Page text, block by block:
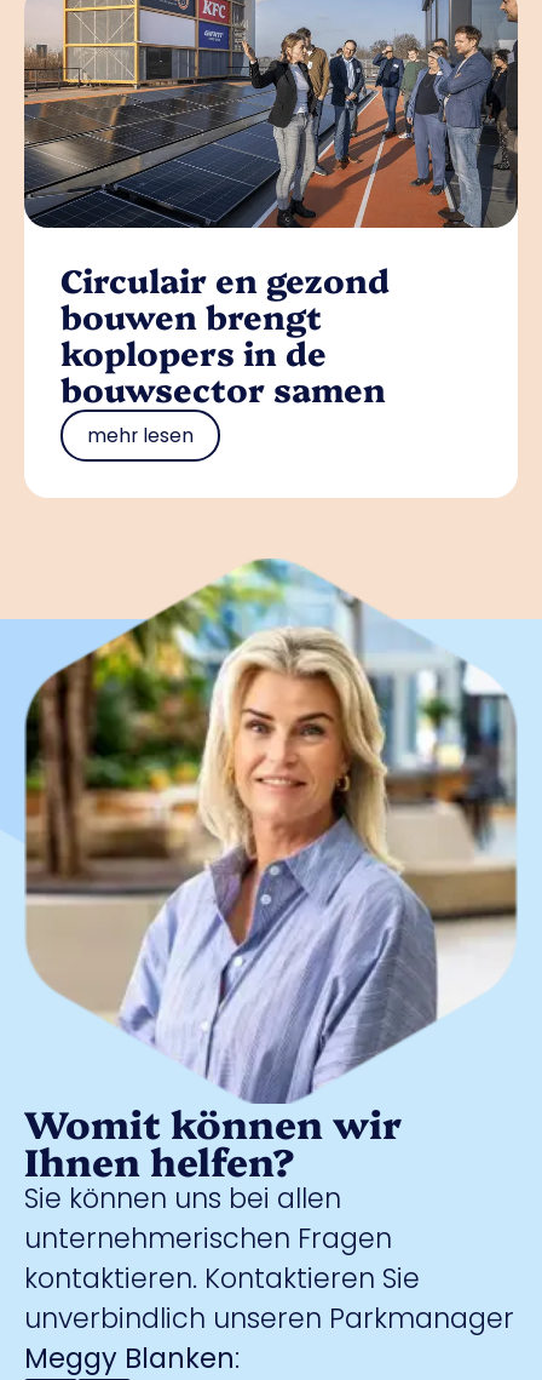
Circulair en gezond
bouwen brengt
koplopers in de
bouwsector samen
mehr lesen
Womit können wir
Ihnen helfen?
Sie können uns bei allen
unternehmerischen Fragen
kontaktieren. Kontaktieren Sie
unverbindlich unseren Parkmanager
Meggy Blanken: